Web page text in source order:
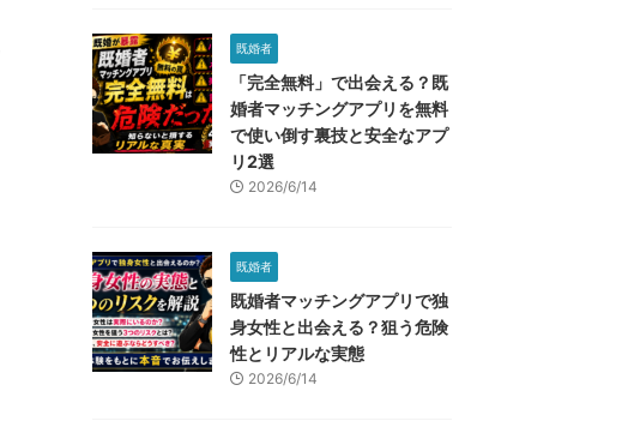
既婚者
「完全無料」で出会える？既
婚者マッチングアプリを無料
で使い倒す裏技と安全なアプ
リ2選
2026/6/14
既婚者
既婚者マッチングアプリで独
身女性と出会える？狙う危険
性とリアルな実態
2026/6/14